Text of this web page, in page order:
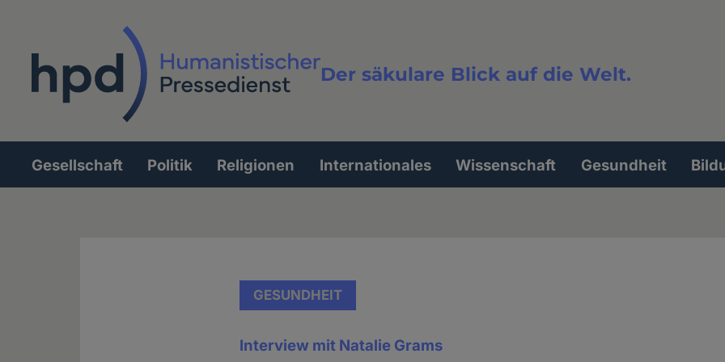
Der säkulare Blick auf die Welt.
Volltextsuche
Hauptnavigation
Gesellschaft Politik Religionen Internationales Wissenschaft Gesundheit
GESUNDHEIT
Interview mit Natalie Grams